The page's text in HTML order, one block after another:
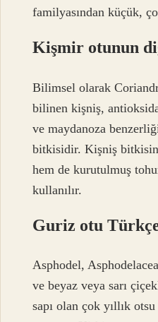
familyasından küçük,
Kişmir otunun
Bilimsel olarak
bilinen kişniş,
ve maydanoza
bitkisidir. Kişniş
hem de kurutulmuş
kullanılır.
Guriz otu
Asphodel,
ve beyaz veya sarı
sapı olan çok yıllık